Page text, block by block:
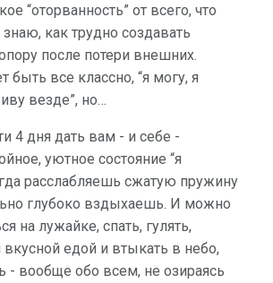
“оторванность” от всего, что
как трудно создавать
после потери внешних.
все классно, “я могу, я
везде”, но…
4 дня дать вам - и себе -
уютное состояние “я
расслабляешь сжатую пружину
глубоко вздыхаешь. И можно
на лужайке, спать, гулять,
вкусной едой и втыкать в небо,
- вообще обо всем, не озираясь